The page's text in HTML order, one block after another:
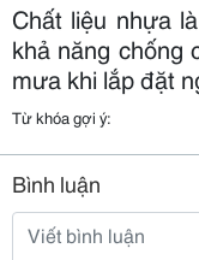
Chất liệu nhựa
khả năng chống
mưa khi lắp đặt
Từ khóa gợi ý:
Bình luận